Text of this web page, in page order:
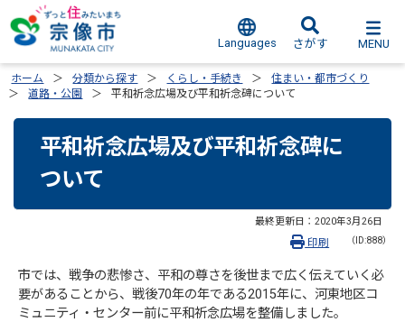
Languages さがす MENU
ホーム 分類から探す くらし・手続き
住まい・都市づくり
道路・公園
平和祈念広場及び平和祈念碑について
平和祈念広場及び平和祈念碑に
ついて
最終更新日： 2020年3月26日
（ID:888）
印刷
市では、戦争の悲惨さ、平和の尊さを後世まで広く伝えていく必
要があることから、戦後70年の年である2015年に、河東地区コ
ミュニティ・センター前に平和祈念広場を整備しました。